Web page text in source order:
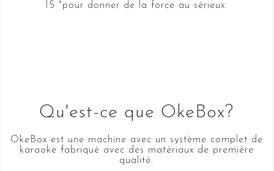
15 "pour donner de la force au sérieux.
Qu'est-ce que OkeBox?
OkeBox est une machine avec un système complet de
karaoké fabriqué avec des matériaux de première
qualité.